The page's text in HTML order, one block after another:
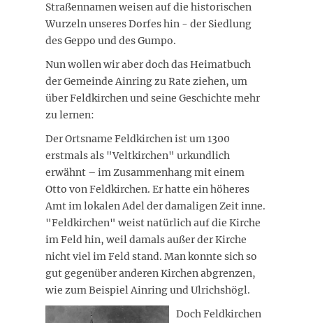
Straßennamen weisen auf die historischen
Wurzeln unseres Dorfes hin - der Siedlung
des Geppo und des Gumpo.
Nun wollen wir aber doch das Heimatbuch
der Gemeinde Ainring zu Rate ziehen, um
über Feldkirchen und seine Geschichte mehr
zu lernen:
Der Ortsname Feldkirchen ist um 1300
erstmals als "Veltkirchen" urkundlich
erwähnt – im Zusammenhang mit einem
Otto von Feldkirchen. Er hatte ein höheres
Amt im lokalen Adel der damaligen Zeit inne.
"Feldkirchen" weist natürlich auf die Kirche
im Feld hin, weil damals außer der Kirche
nicht viel im Feld stand. Man konnte sich so
gut gegenüber anderen Kirchen abgrenzen,
wie zum Beispiel Ainring und Ulrichshögl.
Doch Feldkirchen